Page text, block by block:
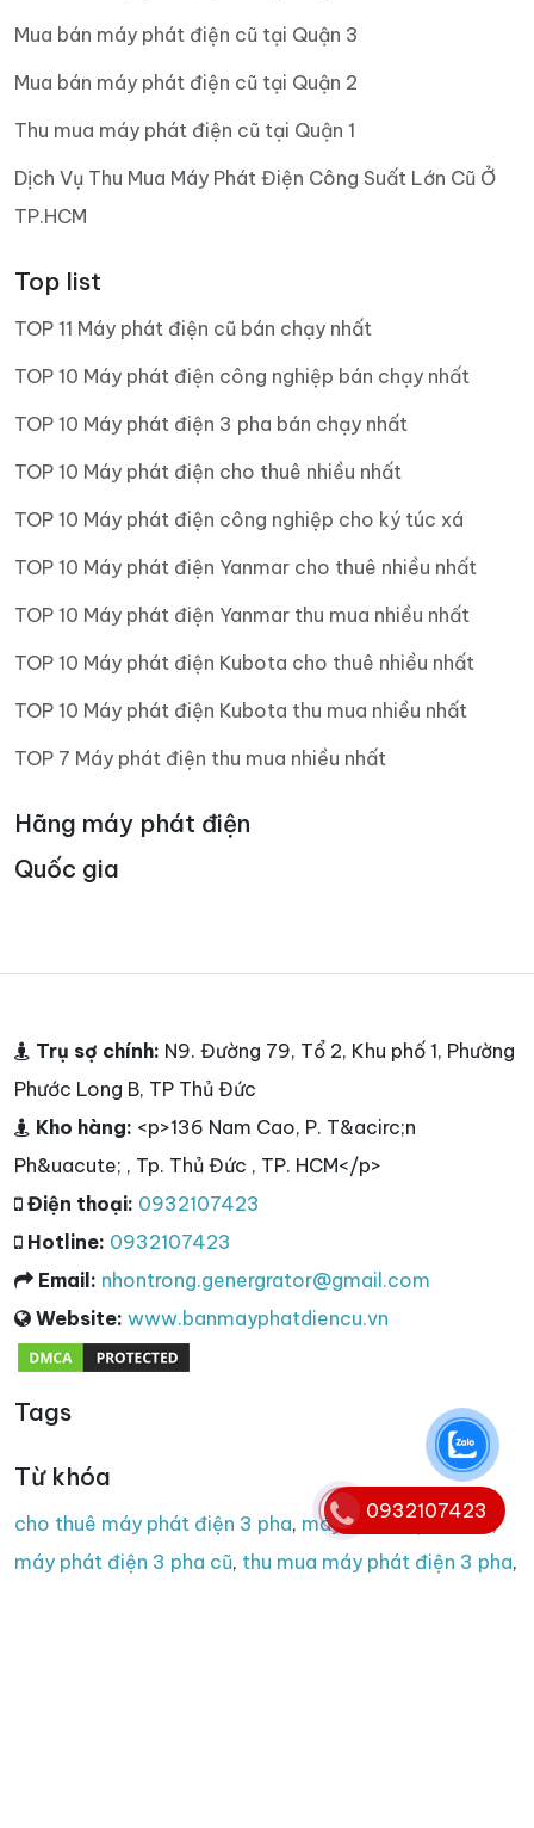
Mua bán máy phát điện cũ tại Quận 3
Mua bán máy phát điện cũ tại Quận 2
Thu mua máy phát điện cũ tại Quận 1
Dịch Vụ Thu Mua Máy Phát Điện Công Suất Lớn Cũ Ở
TP.HCM
Top list
TOP 11 Máy phát điện cũ bán chạy nhất
TOP 10 Máy phát điện công nghiệp bán chạy nhất
TOP 10 Máy phát điện 3 pha bán chạy nhất
TOP 10 Máy phát điện cho thuê nhiều nhất
TOP 10 Máy phát điện công nghiệp cho ký túc xá
TOP 10 Máy phát điện Yanmar cho thuê nhiều nhất
TOP 10 Máy phát điện Yanmar thu mua nhiều nhất
TOP 10 Máy phát điện Kubota cho thuê nhiều nhất
TOP 10 Máy phát điện Kubota thu mua nhiều nhất
TOP 7 Máy phát điện thu mua nhiều nhất
Hãng máy phát điện
Quốc gia
Trụ sợ chính: N9. Đường 79, Tổ 2, Khu phố 1, Phường
Phước Long B, TP Thủ Đức
Kho hàng: <p>136 Nam Cao, P. T&acirc;n
Ph&uacute; , Tp. Thủ Đức , TP. HCM</p>
Điện thoại: 0932107423
Hotline: 0932107423
Email: nhontrong.genergrator@gmail.com
Website: www.banmayphatdiencu.vn
Tags
Từ khóa
cho thuê máy phát điện 3 pha, máy phát điện 3 pha ,
máy phát điện 3 pha cũ, thu mua máy phát điện 3 pha,
0932107423